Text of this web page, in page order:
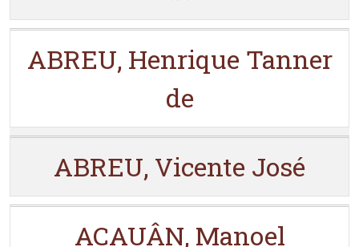
ABREU, Henrique Tanner
de
ABREU, Vicente José
ACAUÂN, Manoel